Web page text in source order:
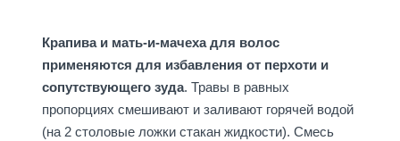
Крапива и мать-и-мачеха для волос
применяются для избавления от перхоти и
сопутствующего зуда. Травы в равных
пропорциях смешивают и заливают горячей водой
(на 2 столовые ложки стакан жидкости). Смесь